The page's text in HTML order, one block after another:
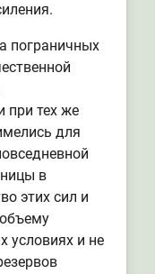
пограничных
при тех же
для
в
этих сил и
условиях и не